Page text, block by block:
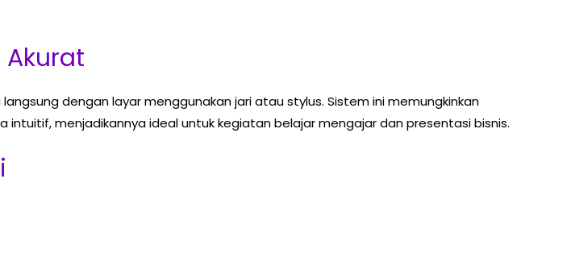
Akurat
dengan layar menggunakan jari atau stylus. Sistem ini memungkinkan
menjadikannya ideal untuk kegiatan belajar mengajar dan presentasi bisnis.